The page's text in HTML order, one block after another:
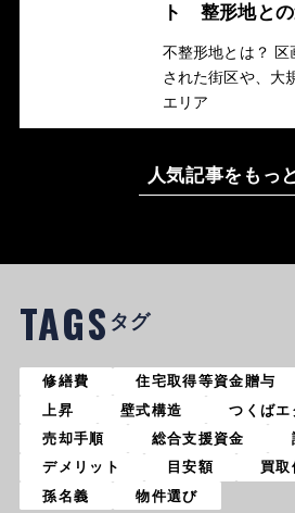
ト 整形地と
不整形地とは？ 区
された街区や、大
エリア
人気記事をもっ
TAGS タグ
修繕費 住宅取得等資金贈与
上昇
壁式構造
つくばエ
売却手順
総合支援資金
デメリット
目安額 買取
孫名義
物件選び